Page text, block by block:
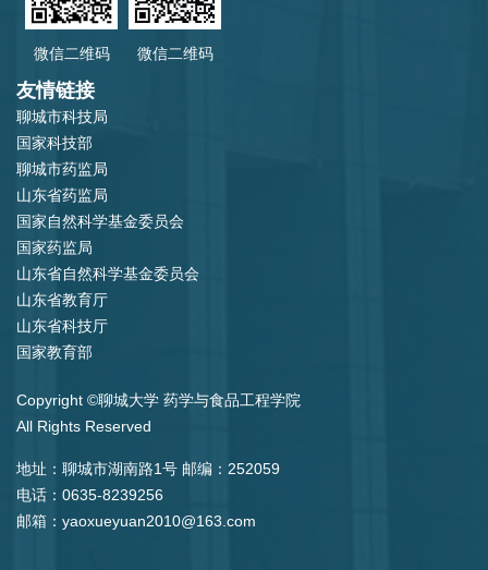
微信二维码 微信二维码
友情链接
聊城市科技局
国家科技部
聊城市药监局
山东省药监局
国家自然科学基金委员会
国家药监局
山东省自然科学基金委员会
山东省教育厅
山东省科技厅
国家教育部
Copyright ©聊城大学 药学与食品工程学院
All Rights Reserved
地址：聊城市湖南路1号 邮编：252059
电话：0635-8239256
邮箱：yaoxueyuan2010@163.com